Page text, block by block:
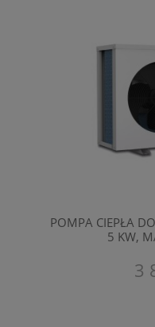
POMPA CIEPŁA
5 KW,
3